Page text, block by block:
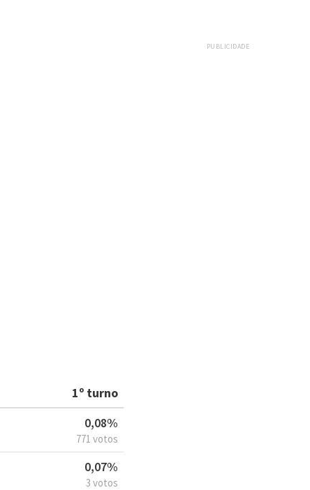
PUBLICIDADE
1º turno
0,08%
771 votos
0,07%
3 votos